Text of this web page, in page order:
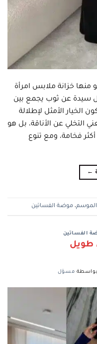
خزانة ملابس امرأة
سيدة عن ثوب يجمع بين
الخيار الأمثل لإطلالة
التخلي عن الأناقة، بل هو
فخامة، ومع تنوع
←
، موضة الفساتين
الفساتين
طويل
بواسطة مسؤل